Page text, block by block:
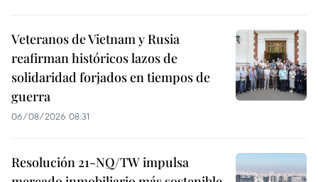
Veteranos de Vietnam y Rusia
reafirman históricos lazos de
solidaridad forjados en tiempos de
guerra
06/08/2026 08:31
Resolución 21-NQ/TW impulsa